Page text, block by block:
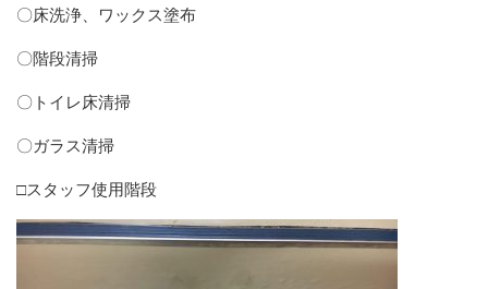
〇床洗浄、ワックス塗布
〇階段清掃
〇トイレ床清掃
〇ガラス清掃
□スタッフ使用階段